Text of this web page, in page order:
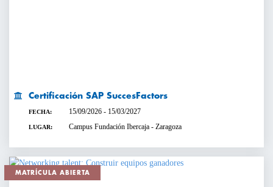
Certificación SAP SuccesFactors
FECHA: 15/09/2026 - 15/03/2027
LUGAR: Campus Fundación Ibercaja - Zaragoza
MATRÍCULA ABIERTA